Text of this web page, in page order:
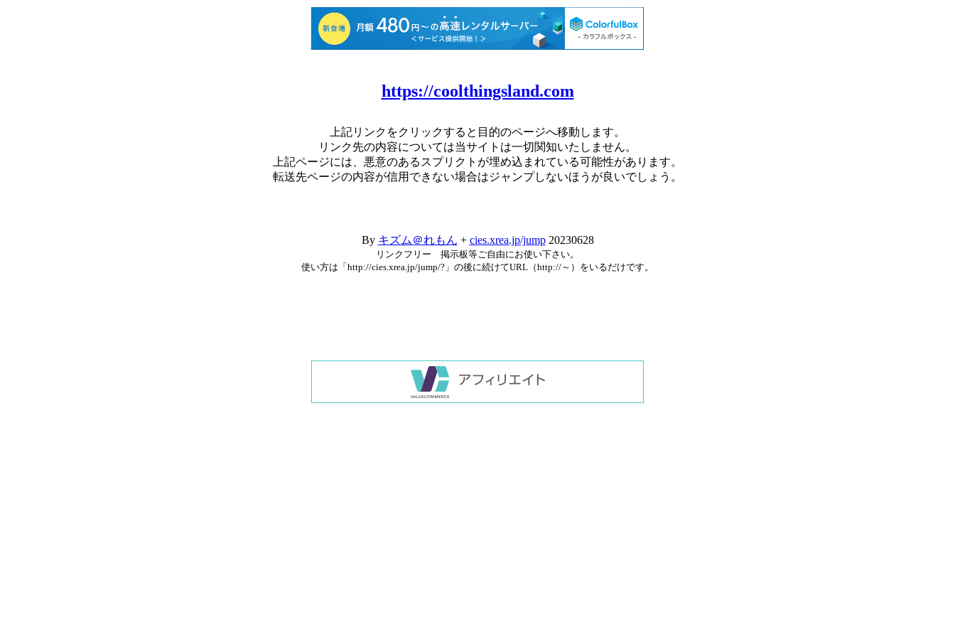
https://coolthingsland.com
上記リンクをクリックすると目的のページへ移動します。
リンク先の内容については当サイトは一切関知いたしません。
上記ページには、悪意のあるスプリクトが埋め込まれている可能性があります。
転送先ページの内容が信用できない場合はジャンプしないほうが良いでしょう。
By キズム＠れもん + cies.xrea.jp/jump20230628
リンクフリー 掲示板等ご自由にお使い下さい。
使い方は「http://cies.xrea.jp/jump/?」の後に続けてURL（http://～）をいるだけです。